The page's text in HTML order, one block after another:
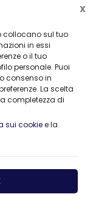
collocano sul tuo
in essi
o il tuo
personale. Puoi
consenso in
La scelta
completezza di
sui cookiee la
X